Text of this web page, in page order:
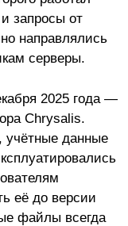
запросы от
направлялись
серверы.
2025 года —
Chrysalis.
учётные данные
её до версии
файлы всегда